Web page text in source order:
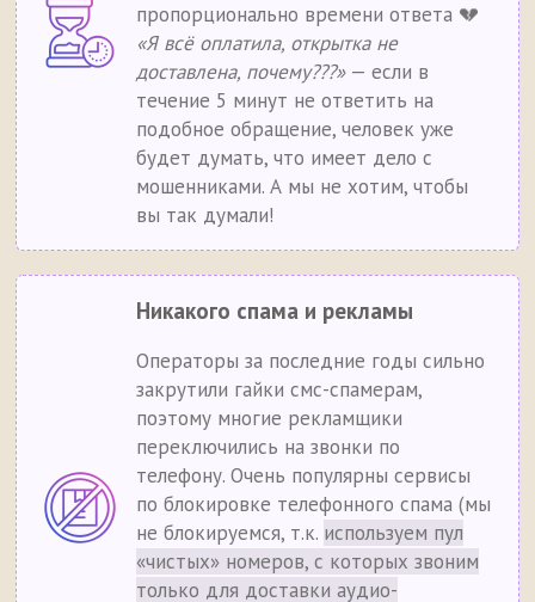
пропорционально времени ответа 💔
«Я всё оплатила, открытка не
доставлена, почему???»— если в
течение 5 минут не ответить на
подобное обращение, человек уже
будет думать, что имеет дело с
мошенниками. А мы не хотим, чтобы
вы так думали!
Никакого спама и рекламы
Операторы за последние годы сильно
закрутили гайки смс-спамерам,
поэтому многие рекламщики
переключились на звонки по
телефону. Очень популярны сервисы
по блокировке телефонного спама (мы
не блокируемся, т.к. используем пул
«чистых» номеров, с которых звоним
только для доставки аудио-